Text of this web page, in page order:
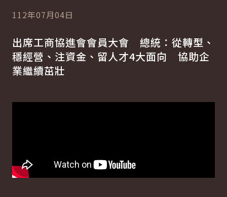
112年07月04日
出席工商協進會會員大會 總統：從轉型、
穩經營、注資金、留人才4大面向 協助企
業繼續茁壯